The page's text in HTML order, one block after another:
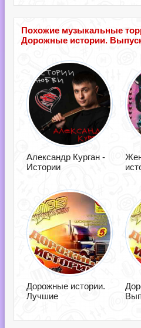
Похожие музыкальные
Дорожные истории.
Александр Курган -
Истории
Дорожные истории.
Лучшие